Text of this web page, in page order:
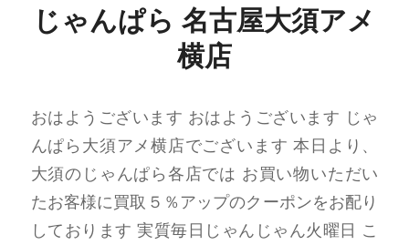
じゃんぱら 名古屋大須アメ
横店
おはようございます おはようございます じゃ
んぱら大須アメ横店でございます 本日より、
大須のじゃんぱら各店では お買い物いただい
たお客様に買取５％アップのクーポンをお配り
しております 実質毎日じゃんじゃん火曜日 こ